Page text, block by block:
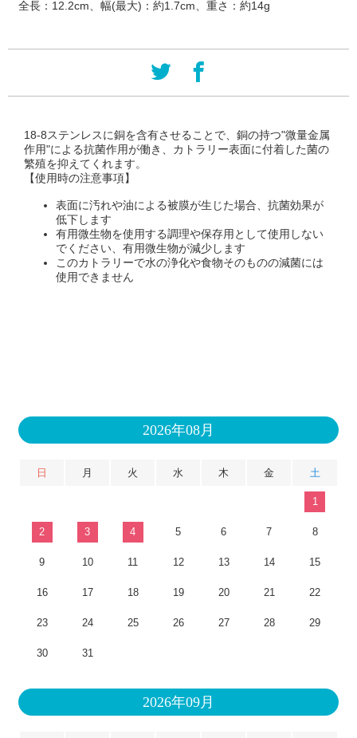
全長：12.2cm、幅(最大)：約1.7cm、重さ：約14g
18-8ステンレスに銅を含有させることで、銅の持つ"微量金属
作用"による抗菌作用が働き、カトラリー表面に付着した菌の
繁殖を抑えてくれます。
【使用時の注意事項】
表面に汚れや油による被膜が生じた場合、抗菌効果が
低下します
有用微生物を使用する調理や保存用として使用しない
でください、有用微生物が減少します
このカトラリーで水の浄化や食物そのものの減菌には
使用できません
2026年08月
日 月 火 水 木 金 土
1
2 3 4 5 6 7 8
9 10 11 12 13 14 15
16 17 18 19 20 21 22
23 24 25 26 27 28 29
30 31
2026年09月